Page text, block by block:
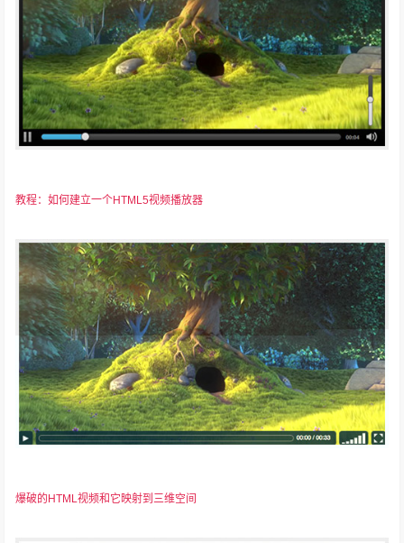
教程：如何建立一个HTML5视频播放器
爆破的HTML视频和它映射到三维空间